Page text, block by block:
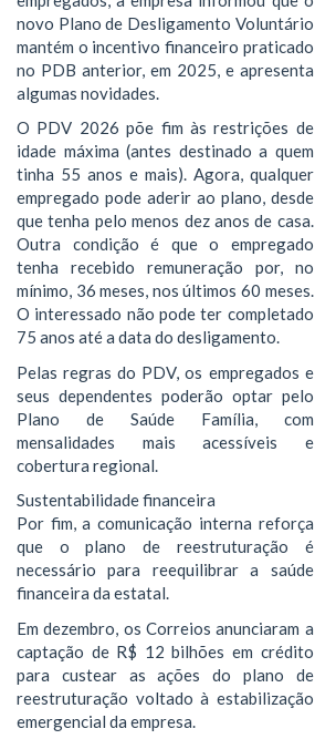
novo Plano de Desligamento Voluntário
mantém o incentivo financeiro praticado
no PDB anterior, em 2025, e apresenta
algumas novidades.
O PDV 2026 põe fim às restrições de
idade máxima (antes destinado a quem
tinha 55 anos e mais). Agora, qualquer
empregado pode aderir ao plano, desde
que tenha pelo menos dez anos de casa.
Outra condição é que o empregado
tenha recebido remuneração por, no
mínimo, 36 meses, nos últimos 60 meses.
O interessado não pode ter completado
75 anos até a data do desligamento.
Pelas regras do PDV, os empregados e
seus dependentes poderão optar pelo
Plano de Saúde Família, com
mensalidades mais acessíveis e
cobertura regional.
Sustentabilidade financeira
Por fim, a comunicação interna reforça
que o plano de reestruturação é
necessário para reequilibrar a saúde
financeira da estatal.
Em dezembro, os Correios anunciaram a
captação de R$ 12 bilhões em crédito
para custear as ações do plano de
reestruturação voltado à estabilização
emergencial da empresa.